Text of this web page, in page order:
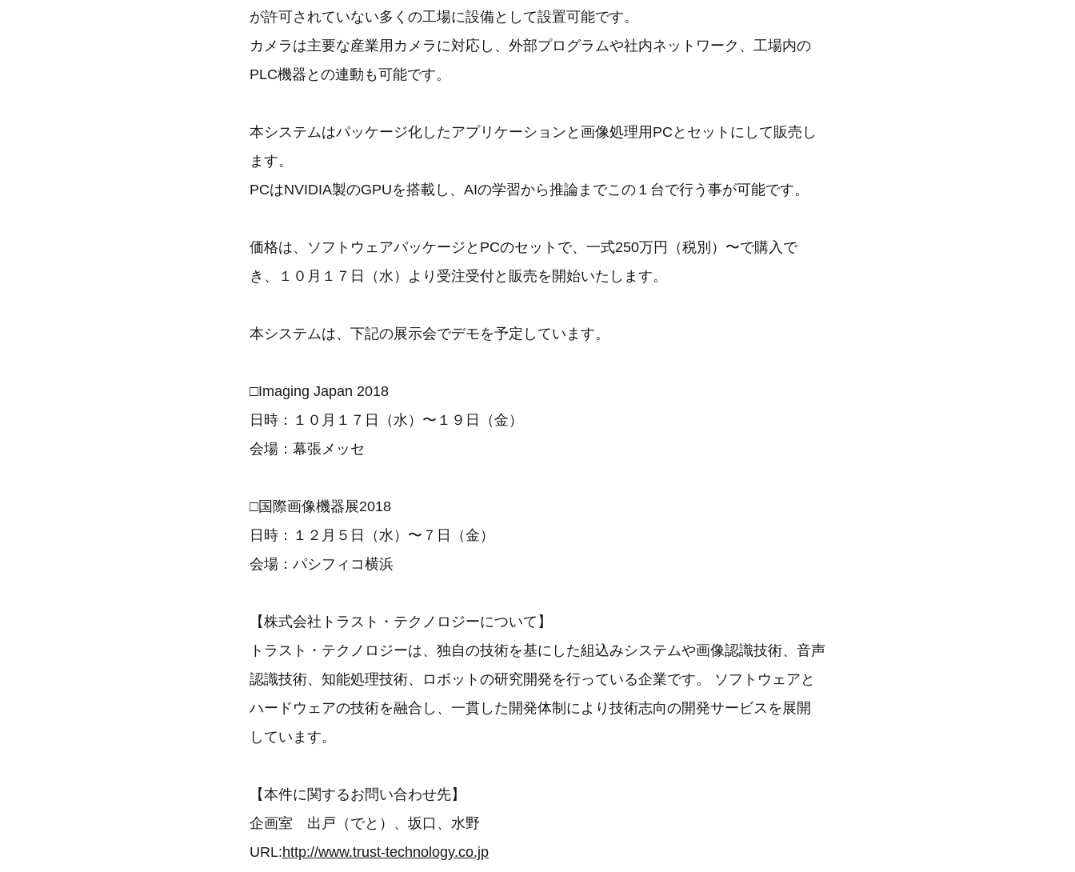
が許可されていない多くの工場に設備として設置可能です。
カメラは主要な産業用カメラに対応し、外部プログラムや社内ネットワーク、工場内の
PLC機器との連動も可能です。
本システムはパッケージ化したアプリケーションと画像処理用PCとセットにして販売し
ます。
PCはNVIDIA製のGPUを搭載し、AIの学習から推論までこの１台で行う事が可能です。
価格は、ソフトウェアパッケージとPCのセットで、一式250万円（税別）〜で購入で
き、１０月１７日（水）より受注受付と販売を開始いたします。
本システムは、下記の展示会でデモを予定しています。
□Imaging Japan 2018
日時：１０月１７日（水）〜１９日（金）
会場：幕張メッセ
□国際画像機器展2018
日時：１２月５日（水）〜７日（金）
会場：パシフィコ横浜
【株式会社トラスト・テクノロジーについて】
トラスト・テクノロジーは、独自の技術を基にした組込みシステムや画像認識技術、音声
認識技術、知能処理技術、ロボットの研究開発を行っている企業です。 ソフトウェアと
ハードウェアの技術を融合し、一貫した開発体制により技術志向の開発サービスを展開
しています。
【本件に関するお問い合わせ先】
企画室 出戸（でと）、坂口、水野
URL:http://www.trust-technology.co.jp